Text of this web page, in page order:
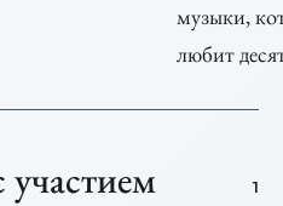
музыки,
любит
1